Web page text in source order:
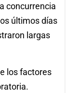
concurrencia
últimos días
largas
los factores